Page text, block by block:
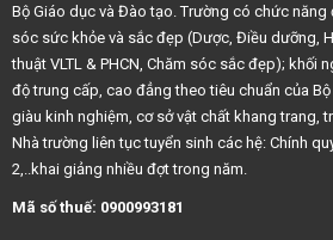
Bộ Giáo dục và Đào tạo. Trường có chức
sóc sức khỏe và sắc đẹp (Dược, Điều dưỡng,
thuật VLTL & PHCN, Chăm sóc sắc đẹp); khối
độ trung cấp, cao đẳng theo tiêu chuẩn của
giàu kinh nghiệm, cơ sở vật chất khang trang,
Nhà trường liên tục tuyển sinh các hệ: Chính
2,..khai giảng nhiều đợt trong năm.
Mã số thuế: 0900993181